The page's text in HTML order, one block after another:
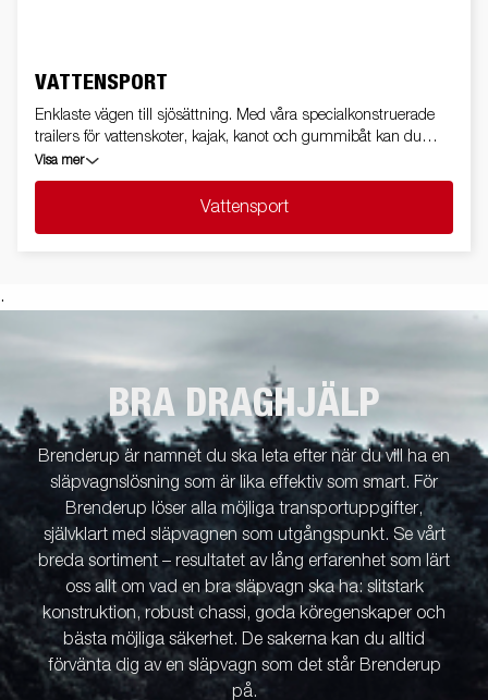
VATTENSPORT
Enklaste vägen till sjösättning. Med våra specialkonstruerade
trailers för vattenskoter, kajak, kanot och gummibåt kan du
utan bekymmer ta dig till och utforska nya farvatten.
Visa mer
Vattensport
.
BRA DRAGHJÄLP
Brenderup är namnet du ska leta efter när du vill ha en
släpvagnslösning som är lika effektiv som smart. För
Brenderup löser alla möjliga transportuppgifter,
självklart med släpvagnen som utgångspunkt. Se vårt
breda sortiment – resultatet av lång erfarenhet som lärt
oss allt om vad en bra släpvagn ska ha: slitstark
konstruktion, robust chassi, goda köregenskaper och
bästa möjliga säkerhet. De sakerna kan du alltid
förvänta dig av en släpvagn som det står Brenderup
på.